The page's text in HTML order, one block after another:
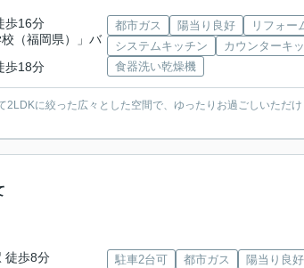
歩16分
（福岡県）」バ
歩18分
都市ガス 陽当り良好
リフォー
システムキッチン
カウンターキ
食器洗い乾燥機
に絞った広々とした空間で、ゆったりお過ごしいただ
徒歩8分
駐車2台可 都市ガス
陽当り良好